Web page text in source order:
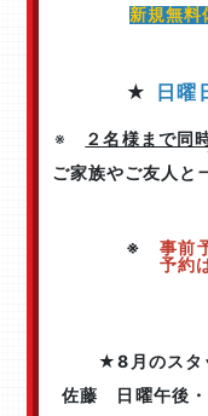
新規無料
★ 日曜
※ ２名様まで同
ご家族やご友人と
※事前
予約
★8月のス
佐藤 日曜午後